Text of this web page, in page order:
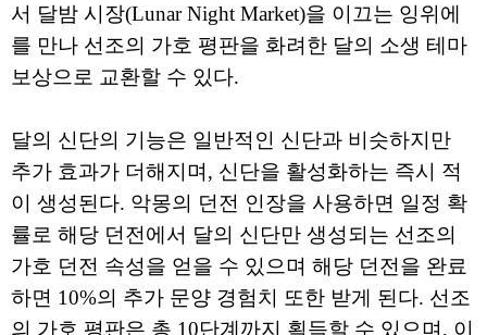
서 달밤 시장(Lunar Night Market)을 이끄는 잉위에
를 만나 선조의 가호 평판을 화려한 달의 소생 테마
보상으로 교환할 수 있다.
달의 신단의 기능은 일반적인 신단과 비슷하지만
추가 효과가 더해지며, 신단을 활성화하는 즉시 적
이 생성된다. 악몽의 던전 인장을 사용하면 일정 확
률로 해당 던전에서 달의 신단만 생성되는 선조의
가호 던전 속성을 얻을 수 있으며 해당 던전을 완료
하면 10%의 추가 문양 경험치 또한 받게 된다. 선조
의 가호 평판은 총 10단계까지 획득할 수 있으며, 이